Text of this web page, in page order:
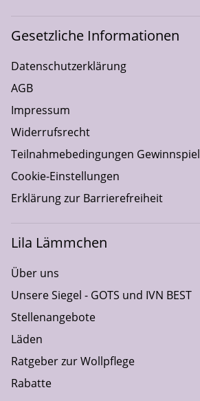
Gesetzliche Informationen
Datenschutzerklärung
AGB
Impressum
Widerrufsrecht
Teilnahmebedingungen Gewinnspiel
Cookie-Einstellungen
Erklärung zur Barrierefreiheit
Lila Lämmchen
Über uns
Unsere Siegel - GOTS und IVN BEST
Stellenangebote
Läden
Ratgeber zur Wollpflege
Rabatte